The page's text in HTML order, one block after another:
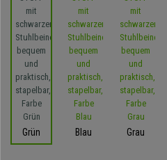
Grün Blau Grau